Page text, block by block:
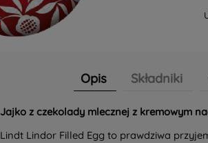
Opis Składniki
Jajko z czekolady mlecznej z kremowym
Lindt Lindor Filled Egg to prawdziwa